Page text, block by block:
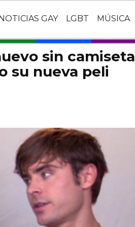
NOTICIAS GAY LGBT MÚSICA
sin camiseta
su nueva peli